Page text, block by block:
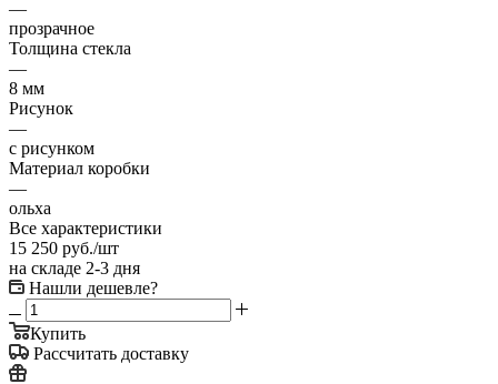
—
прозрачное
Толщина стекла
—
8 мм
Рисунок
—
с рисунком
Материал коробки
—
ольха
Все характеристики
15 250 руб./шт
на складе 2-3 дня
Нашли дешевле?
Купить
Рассчитать доставку